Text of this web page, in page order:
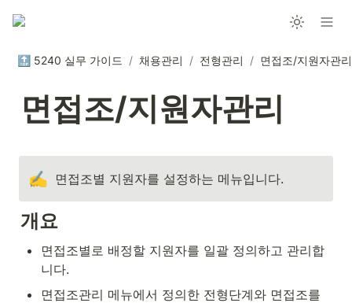
🔝 5240 실무 가이드 / 채용관리 / 전형관리 / 면접조/지원자관리
면접조/지원자관리
✍️ 면접조별 지원자를 설정하는 메뉴입니다.
개요
면접조별로 배정할 지원자를 일괄 정의하고 관리합
니다.
면접조관리 메뉴에서 정의한 전형단계와 면접조를